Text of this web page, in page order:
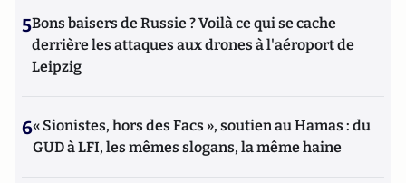
5Bons baisers de Russie ? Voilà ce qui se cache
derrière les attaques aux drones à l'aéroport de
Leipzig
6« Sionistes, hors des Facs », soutien au Hamas : du
GUD à LFI, les mêmes slogans, la même haine